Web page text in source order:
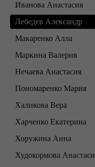
Иванова Анастасия
Лебедев Александр
Макаренко Алла
Маркина Валерия
Нечаева Анастасия
Пономаренко Мария
Халикова Вера
Харченко Екатерина
Хоружина Анна
Худокормова